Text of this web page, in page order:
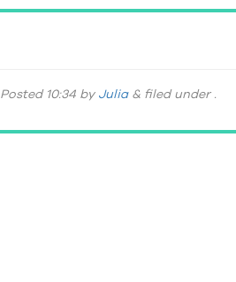
Posted 10:34 by Julia & filed under .